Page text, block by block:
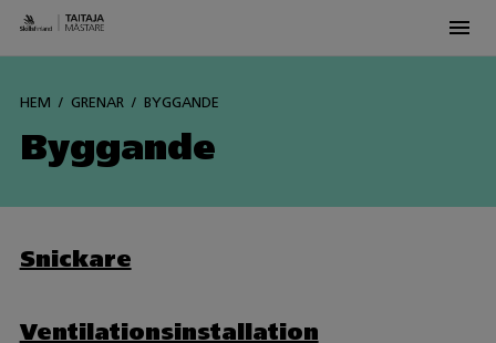
HEM GRENAR BYGGANDE
Byggande
Snickare
Ventilationsinstallation